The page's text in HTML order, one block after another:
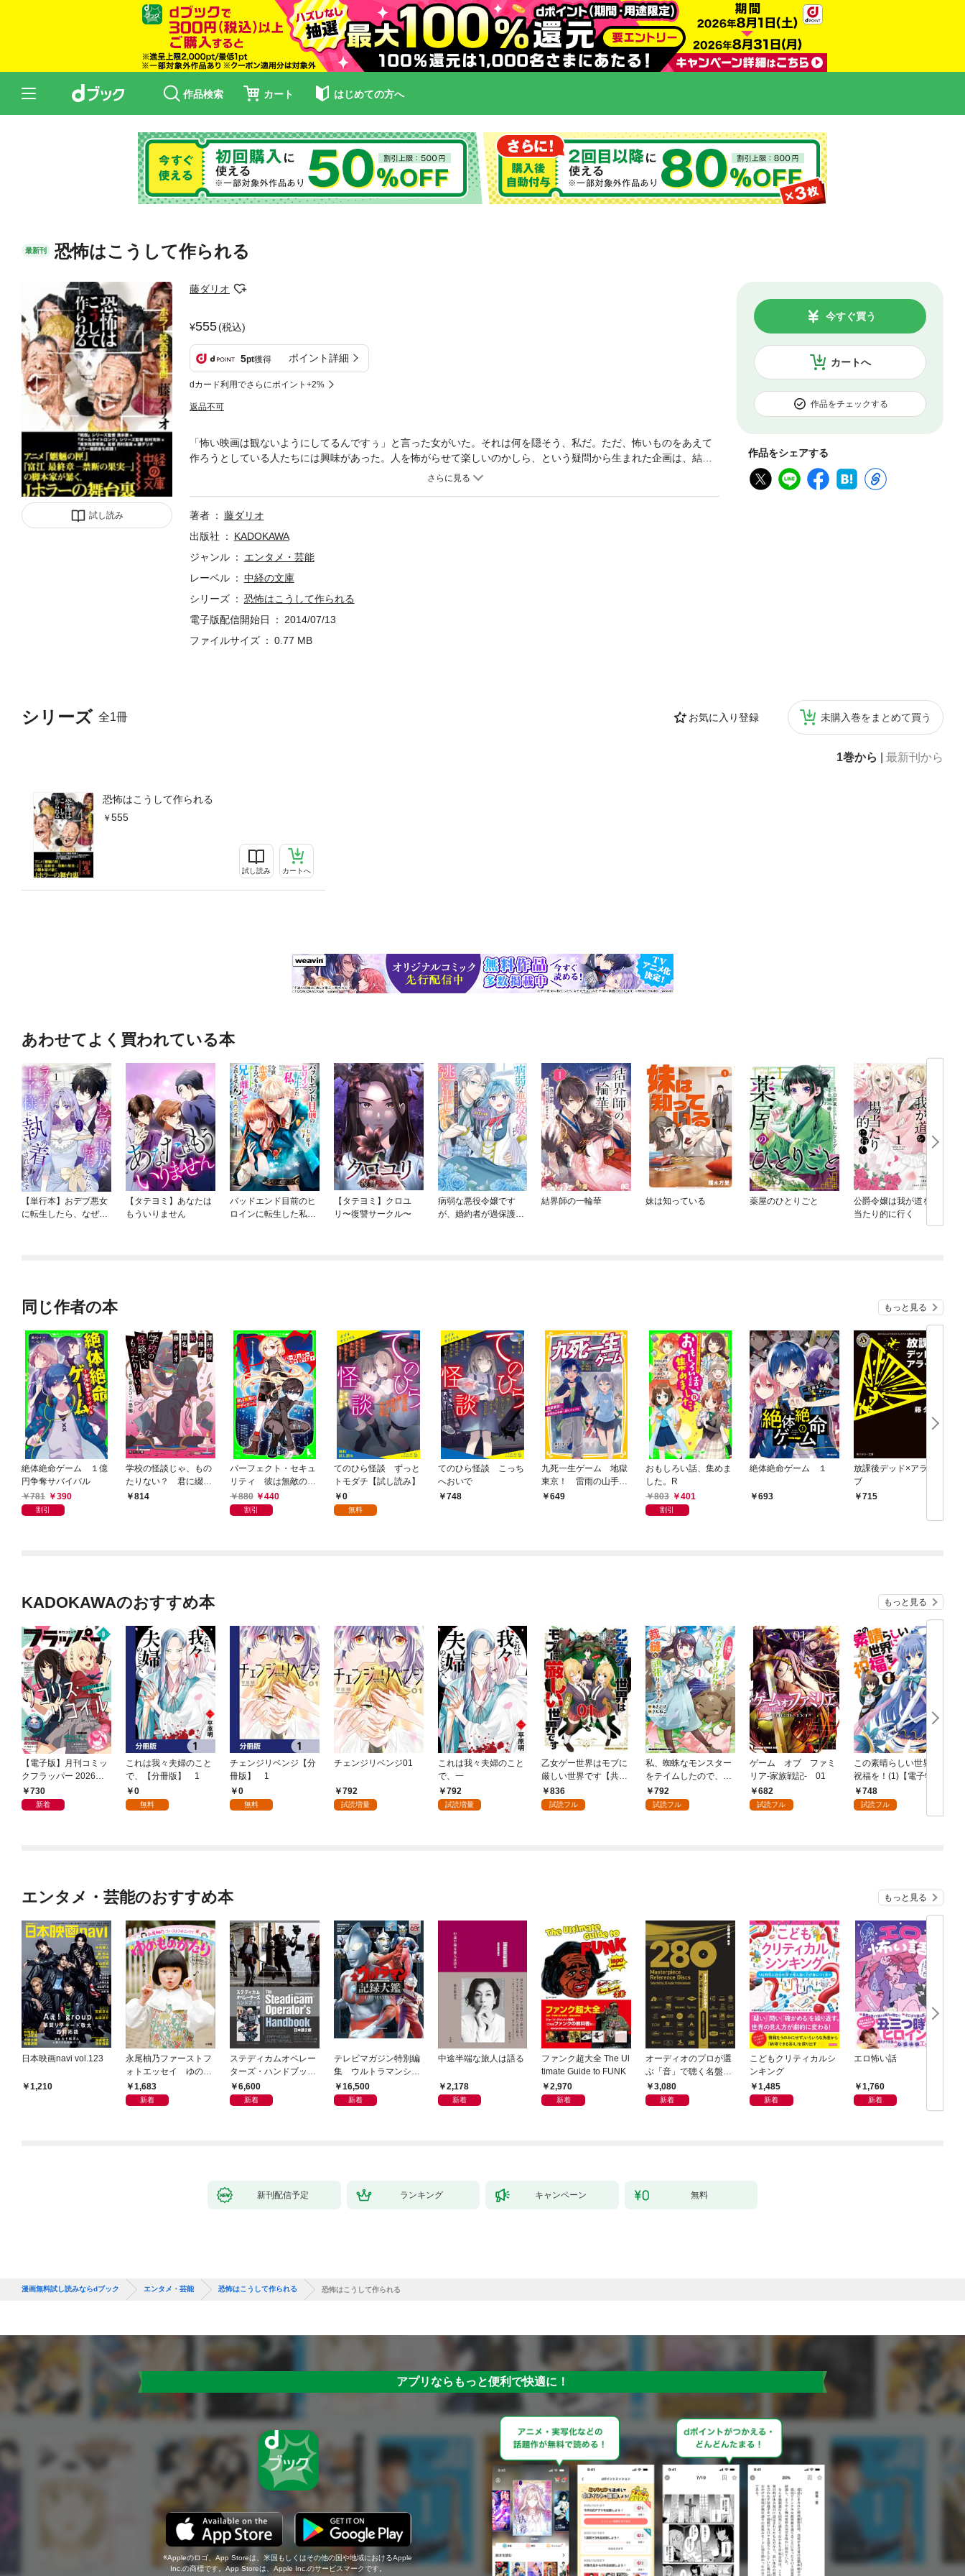
作品検索 カート はじめての方へ
最新刊 恐怖はこうして作られる
試し読み
藤ダリオ
555(税込)
5pt獲得 ポイント詳細
dカード利用でさらにポイント+2%
返品不可
カートへ
今すぐ買う
作品をチェックする
作品をシェアする
シリーズ 全1冊 お気に入り登録 未購入巻をまとめて買う
1巻から 最新刊から
恐怖はこうして作られる
555
試し読み カートへ
「怖い映画は観ないようにしてるんですぅ」と言った女がいた。それは何を隠そう、私だ。ただ、怖いものをあえて
作ろうとしている人たちには興味があった。人を怖がらせて楽しいのかしら、という疑問から生まれた企画は、結果
として、日本人の恐怖に対する考え方やJホラーの裏側を知ることができる貴重な本となった。映画の舞台裏をちょっ
著者
藤ダリオ
出版社
KADOKAWA
ジャンル
エンタメ・芸能
レーベル
中経の文庫
シリーズ
恐怖はこうして作られる
電子版配信開始日
2014/07/13
ファイルサイズ
0.77 MB
あわせてよく買われている本
【単行本】おデブ悪女
に転生したら、なぜか
【タテヨミ】あなたは
もういりません
バッドエンド目前のヒ
ロインに転生した私、
【タテヨミ】クロユ
リ〜復讐サークル〜
病弱な悪役令嬢です
が、婚約者が過保護す
結界師の一輪華 妹は知っている 薬屋のひとりごと
公爵令嬢は我が道を場
当たり的に行く
同じ作者の本 もっと見る
絶体絶命ゲーム １億
円争奪サバイバル
781
390
割引
学校の怪談じゃ、もの
たりない？ 君に綴る
5つの恐怖
814
パーフェクト・セキュ
リティ 彼は無敵のボ
ディガード
880 440
割引
てのひら怪談 ずっと
トモダチ【試し読み】
0
無料
てのひら怪談 こっち
へおいで
748
九死一生ゲーム 地獄
東京！ 雷雨の山手線
一周サバイバル
649
おもしろい話、集めま
した。R
803
401
割引
絶体絶命ゲーム １
693
放課後デッド×アライ
ブ
715
KADOKAWAのおすすめ本 もっと見る
【電子版】月刊コミッ
クフラッパー 2026年9
月号730
新着
これは我々夫婦のこと
で、【分冊版】 1
0
無料
チェンジリベンジ【分
冊版】 1
0
無料
チェンジリベンジ01
792
試読増量
これは我々夫婦のこと
で、一
792
試読増量
乙女ゲー世界はモブに
厳しい世界です【共和
国編】 ０１
836
試読フル
私、蜘蛛なモンスター
をテイムしたので、ス
パイダーシルクで裁縫
を頑張ります！ 1
792
試読フル
ゲーム オブ ファミ
リア-家族戦記- 01
682
試読フル
この素晴らしい世界に
祝福を！(1)【電子特別
版】748
試読フル
エンタメ・芸能のおすすめ本 もっと見る
日本映画navi vol.123
1,210
永尾柚乃ファーストフ
ォトエッセイ ゆのも
のがたり
1,683
新着
ステディカムオペレー
ターズ・ハンドブック
日本語版 電子版 第２
版
6,600
新着
テレビマガジン特別編
集 ウルトラマンシリ
ーズ６０周年記念 全
ウルトラマン記録大鑑
16,500
新着
中途半端な旅人は語る
2,178
新着
ファンク超大全 The Ul
timate Guide to FUNK
2,970
新着
オーディオのプロが選
ぶ「音」で聴く名盤28
0——音質探究ディス
クガイド
3,080
新着
こどもクリティカルシ
ンキング
1,485
新着
エロ怖い話
1,760
新着
新刊配信予定 ランキング キャンペーン 無料
漫画無料試し読みならdブック エンタメ・芸能 恐怖はこうして作られる 恐怖はこうして作られる
アプリならもっと便利で快適に！
Appleのロゴ、App Storeは、米国もしくはその他の国や地域におけるApple
Inc.の商標です。App Storeは、Apple Inc.のサービスマークです。